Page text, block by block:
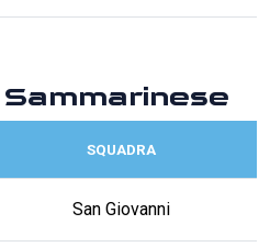
SQUADRA
San Giovanni